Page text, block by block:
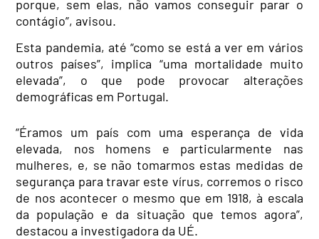
porque, sem elas, não vamos conseguir parar o
contágio”, avisou.
Esta pandemia, até “como se está a ver em vários
outros países”, implica “uma mortalidade muito
elevada”, o que pode provocar alterações
demográficas em Portugal.
“Éramos um país com uma esperança de vida
elevada, nos homens e particularmente nas
mulheres, e, se não tomarmos estas medidas de
segurança para travar este vírus, corremos o risco
de nos acontecer o mesmo que em 1918, à escala
da população e da situação que temos agora”,
destacou a investigadora da UÉ.